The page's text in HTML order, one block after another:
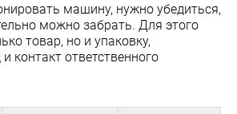
машину, нужно убедиться,
можно забрать. Для этого
товар, но и упаковку,
контакт ответственного